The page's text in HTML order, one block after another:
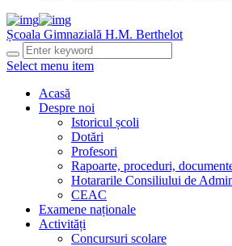
Școala Gimnazială H.M. Berthelot
Select menu item
Acasă
Despre noi
Istoricul școli
Dotări
Profesori
Rapoarte, proceduri,
Hotararile Consiliului de
CEAC
Examene naționale
Activități
Concursuri scolare